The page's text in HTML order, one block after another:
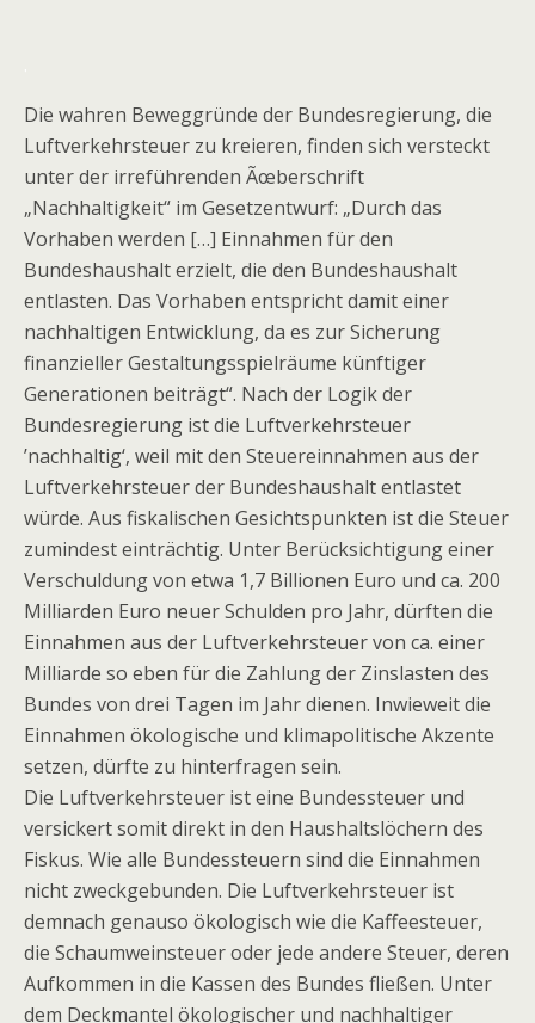
Die wahren Beweggründe der Bundesregierung, die
Luftverkehrsteuer zu kreieren, finden sich versteckt
unter der irreführenden Ãœberschrift
„Nachhaltigkeit“ im Gesetzentwurf: „Durch das
Vorhaben werden […] Einnahmen für den
Bundeshaushalt erzielt, die den Bundeshaushalt
entlasten. Das Vorhaben entspricht damit einer
nachhaltigen Entwicklung, da es zur Sicherung
finanzieller Gestaltungsspielräume künftiger
Generationen beiträgt“. Nach der Logik der
Bundesregierung ist die Luftverkehrsteuer
’nachhaltig‘, weil mit den Steuereinnahmen aus der
Luftverkehrsteuer der Bundeshaushalt entlastet
würde. Aus fiskalischen Gesichtspunkten ist die Steuer
zumindest einträchtig. Unter Berücksichtigung einer
Verschuldung von etwa 1,7 Billionen Euro und ca. 200
Milliarden Euro neuer Schulden pro Jahr, dürften die
Einnahmen aus der Luftverkehrsteuer von ca. einer
Milliarde so eben für die Zahlung der Zinslasten des
Bundes von drei Tagen im Jahr dienen. Inwieweit die
Einnahmen ökologische und klimapolitische Akzente
setzen, dürfte zu hinterfragen sein.
Die Luftverkehrsteuer ist eine Bundessteuer und
versickert somit direkt in den Haushaltslöchern des
Fiskus. Wie alle Bundessteuern sind die Einnahmen
nicht zweckgebunden. Die Luftverkehrsteuer ist
demnach genauso ökologisch wie die Kaffeesteuer,
die Schaumweinsteuer oder jede andere Steuer, deren
Aufkommen in die Kassen des Bundes fließen. Unter
dem Deckmantel ökologischer und nachhaltiger